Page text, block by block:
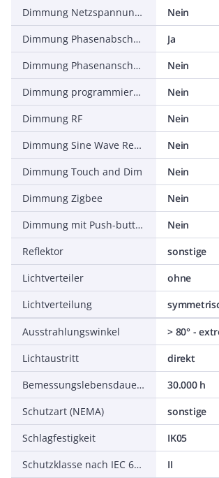
Dimmung Netzspannungsmodulation
Nein
Dimmung Phasenabschnitt
Ja
Dimmung Phasenanschnitt
Nein
Dimmung programmierbar
Nein
Dimmung RF
Nein
Dimmung Sine Wave Reduction
Nein
Dimmung Touch and Dim
Nein
Dimmung Zigbee
Nein
Dimmung mit Push-button
Nein
Reflektor
sonstige
Lichtverteiler
ohne
Lichtverteilung
Ausstrahlungswinkel
Lichtaustritt
direkt
Bemessungslebensdauer L70/B50 bei 25 °C
30.000 h
Schutzart (NEMA)
sonstige
Schlagfestigkeit
IK05
Schutzklasse nach IEC 61140
II